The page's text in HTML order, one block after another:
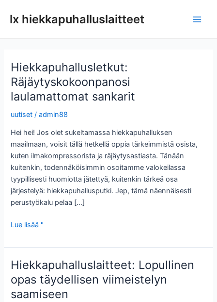
sisältöön
lx hiekkapuhalluslaitteet
Hiekkapuhallusletkut:
Räjäytyskokoonpanosi
laulamattomat sankarit
uutiset /admin88
Hei hei! Jos olet sukeltamassa hiekkapuhalluksen
maailmaan, voisit tällä hetkellä oppia tärkeimmistä osista,
kuten ilmakompressorista ja räjäytysastiasta. Tänään
kuitenkin, todennäköisimmin osoitamme valokeilassa
tyypillisesti huomiotta jätettyä, kuitenkin tärkeä osa
järjestelyä: hiekkapuhallusputki. Jep, tämä näennäisesti
perustyökalu pelaa […]
Hiekkapuhallusletkut:
laulamattomat
sankarit
Lue lisää "
Hiekkapuhalluslaitteet: Lopullinen
opas täydellisen viimeistelyn
saamiseen